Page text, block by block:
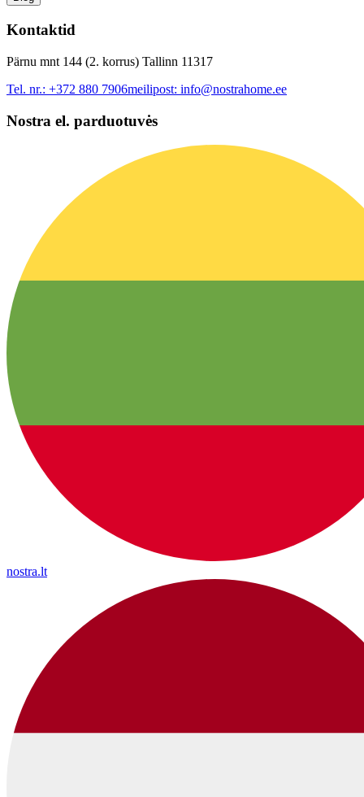
Kontaktid
Pärnu mnt 144 (2. korrus) Tallinn 11317
Tel. nr.: +372 880 7906meilipost: info@nostrahome.ee
Nostra el. parduotuvės
nostra.lt